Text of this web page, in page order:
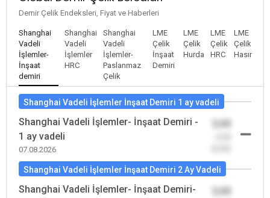
Demir Çelik Endeksleri, Fiyat ve Haberleri
Shanghai
Vadeli
İşlemler-
İnşaat
demiri
Shanghai
Vadeli
İşlemler
HRC
Shanghai
Vadeli
İşlemler-
Paslanmaz
Çelik
LME
Çelik
İnşaat
Demiri
LME
Çelik
Hurda
LME
Çelik
HRC
LME
Çelik
Hasır
Shanghai Vadeli İşlemler İnşaat Demiri 1 ay vadeli
Shanghai Vadeli İşlemler- İnşaat Demiri -
1 ay vadeli
07.08.2026
0,00
Shanghai Vadeli İşlemler İnşaat Demiri 2 Ay Vadeli
Shanghai Vadeli İşlemler- İnşaat Demiri-
0,00